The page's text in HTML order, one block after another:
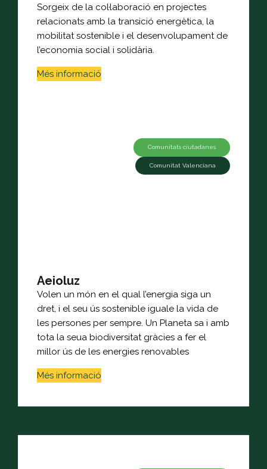
Sorgeix de la col·laboració en projectes
relacionats amb la transició energètica, la
mobilitat sostenible i el desenvolupament de
l’economia social i solidària.
Més informació
Comunitats ciutadanes
Comunitat Valenciana
Aeioluz
Volen un món en el qual l’energia siga un
dret, i el seu ús sostenible iguale la vida de
les persones per sempre. Un Planeta sa i amb
tota la seua biodiversitat gràcies a fer el
millor ús de les energies renovables
Més informació